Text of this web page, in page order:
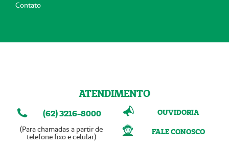
Contato
ATENDIMENTO
(62) 3216-8000
(Para chamadas a partir de
telefone fixo e celular)
OUVIDORIA
FALE CONOSCO